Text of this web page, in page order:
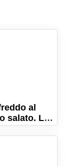
al
salato. La
per un
cottura!